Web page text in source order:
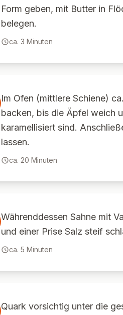
Form geben, mit Butter in
belegen.
ca. 3 Minuten
Im Ofen (mittlere Schiene)
backen, bis die Äpfel weich
karamellisiert sind.
lassen.
ca. 20 Minuten
Währenddessen Sahne mit
und einer Prise Salz steif
ca. 5 Minuten
Quark vorsichtig unter die